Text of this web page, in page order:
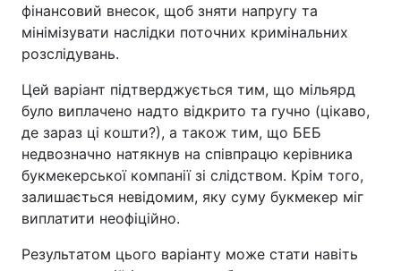
фінансовий внесок, щоб зняти напругу та
мінімізувати наслідки поточних кримінальних
розслідувань.
Цей варіант підтверджується тим, що мільярд
було виплачено надто відкрито та гучно (цікаво,
де зараз ці кошти?), а також тим, що БЕБ
недвозначно натякнув на співпрацю керівника
букмекерської компанії зі слідством. Крім того,
залишається невідомим, яку суму букмекер міг
виплатити неофіційно.
Результатом цього варіанту може стати навіть